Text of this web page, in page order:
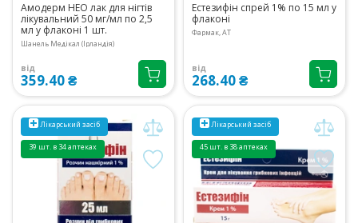
Амодерм НЕО лак для нігтів
лікувальний 50 мг/мл по 2,5
мл у флаконі 1 шт.
Шанель Медікал (Ірландія)
від
359.40 ₴
Естезифін спрей 1% по 15 мл у
флаконі
Фармак, АТ
від
268.40 ₴
Лікарський засіб
39 шт. в 34 аптеках
Лікарський засіб
45 шт. в 38 аптеках